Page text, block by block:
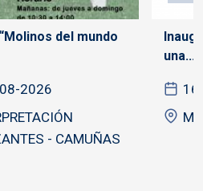
del mundo
2026
- CAMUÑAS
una...